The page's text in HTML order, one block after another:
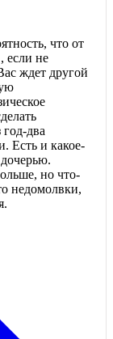
что от
если не
ждет другой
год-два
Есть и какое-
но что-
недомолвки,